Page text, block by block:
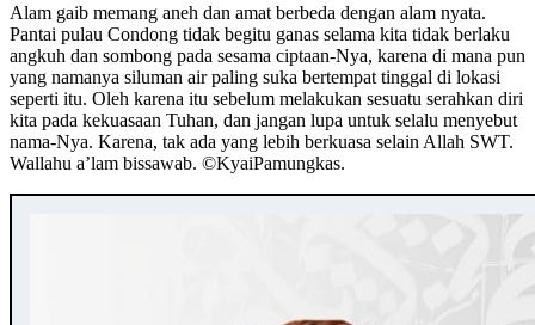
Alam gaib memang aneh dan amat berbeda dengan alam nyata.
Pantai pulau Condong tidak begitu ganas selama kita tidak berlaku
angkuh dan sombong pada sesama ciptaan-Nya, karena di mana pun
yang namanya siluman air paling suka bertempat tinggal di lokasi
seperti itu. Oleh karena itu sebelum melakukan sesuatu serahkan diri
kita pada kekuasaan Tuhan, dan jangan lupa untuk selalu menyebut
nama-Nya. Karena, tak ada yang lebih berkuasa selain Allah SWT.
Wallahu a’lam bissawab. ©️KyaiPamungkas.